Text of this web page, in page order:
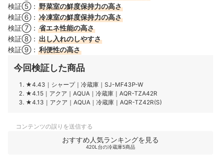
検証⑤： 野菜室の鮮度保持力の高さ
検証⑥： 冷凍室の鮮度保持力の高さ
検証⑦： 省エネ性能の高さ
検証⑧： 出し入れのしやすさ
検証⑨： 利便性の高さ
今回検証した商品
★4.43 ｜ シャープ｜ 冷蔵庫 ｜ SJ-MF43P-W
★4.15 ｜ アクア ｜ AQUA ｜ 冷蔵庫 ｜ AQR-TZA42R
★4.13 ｜ アクア ｜ AQUA ｜ 冷蔵庫 ｜ AQR-TZ42R(S)
コンテンツの誤りを送信する
おすすめ人気ランキングを見る
420L台の冷蔵庫5商品